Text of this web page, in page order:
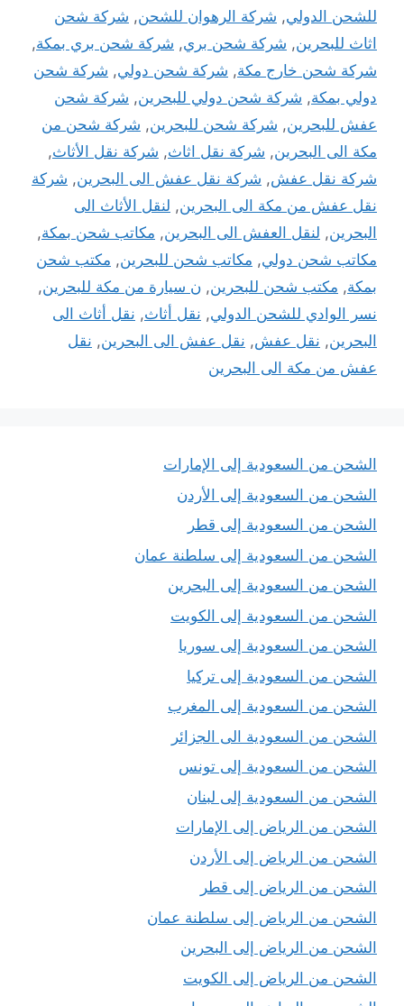
للشحن الدولي, شركة الرهوان للشحن, شركة شحن
اثاث للبحرين, شركة شحن بري, شركة شحن بري بمكة,
شركة شحن خارج مكة, شركة شحن دولي, شركة شحن
دولي بمكة, شركة شحن دولي للبحرين, شركة شحن
عفش للبحرين, شركة شحن للبحرين, شركة شحن من
مكة الى البحرين, شركة نقل اثاث, شركة نقل الأثاث,
شركة نقل عفش, شركة نقل عفش الى البحرين, شركة
نقل عفش من مكة الى البحرين, لنقل الأثاث الى
البحرين, لنقل العفش الى البحرين, مكاتب شحن بمكة,
مكاتب شحن دولي, مكاتب شحن للبحرين, مكتب شحن
بمكة, مكتب شحن للبحرين, ن سيارة من مكة للبحرين,
نسر الوادي للشحن الدولي, نقل أثاث, نقل أثاث الى
البحرين, نقل عفش, نقل عفش الى البحرين, نقل
عفش من مكة الى البحرين
الشحن من السعودية إلى الإمارات
الشحن من السعودية إلى الأردن
الشحن من السعودية إلى قطر
الشحن من السعودية إلى سلطنة عمان
الشحن من السعودية إلى البحرين
الشحن من السعودية إلى الكويت
الشحن من السعودية إلى سوريا
الشحن من السعودية إلى تركيا
الشحن من السعودية إلى المغرب
الشحن من السعودية الى الجزائر
الشحن من السعودية إلى تونس
الشحن من السعودية إلى لبنان
الشحن من الرياض إلى الإمارات
الشحن من الرياض إلى الأردن
الشحن من الرياض إلى قطر
الشحن من الرياض إلى سلطنة عمان
الشحن من الرياض إلى البحرين
الشحن من الرياض إلى الكويت